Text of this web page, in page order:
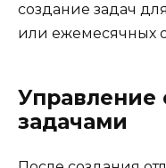
создание задач
или ежемесячных
задачами